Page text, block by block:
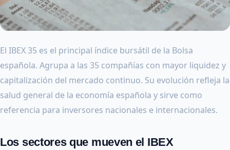
El IBEX 35 es el principal índice bursátil de la Bolsa
española. Agrupa a las 35 compañías con mayor liquidez y
capitalización del mercado continuo. Su evolución refleja la
salud general de la economía española y sirve como
referencia para inversores nacionales e internacionales.
Los sectores que mueven el IBEX